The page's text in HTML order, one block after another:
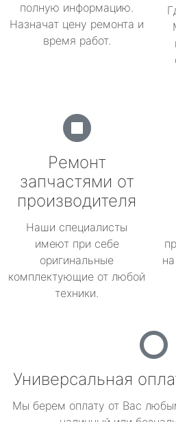
полную информацию.
Назначат цену ремонта и
время работ.
Ремонт
запчастями от
производителя
Наши специалисты
имеют при себе
оригинальные
комплектующие от любой
техники.
Универсальная
Мы берем оплату от Вас